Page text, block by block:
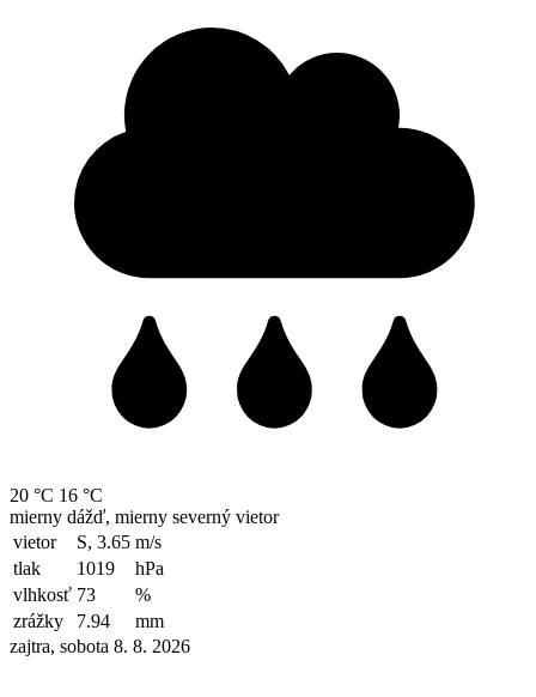
20 °C 16 °C
mierny dážď, mierny severný vietor
vietor
S, 3.65 m/s
tlak
1019
hPa
vlhkosť 73
%
zrážky
7.94
mm
zajtra, sobota 8. 8. 2026